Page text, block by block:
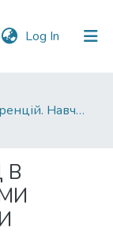
Log In (current)
Тези конференцій. Навчально-науковий інститут економіки, управління, права та інформаційних технологій
В